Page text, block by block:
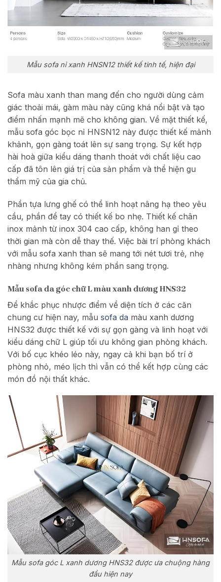
Mẫu sofa nỉ xanh HNSN12 thiết kế tinh tế, hiện đại
Sofa màu xanh than mang đến cho người dùng cảm
giác thoải mái, gàm màu này cũng khá nổi bật và tạo
điểm nhấn mạnh mẽ cho không gian. Về mặt thiết kế,
mẫu sofa góc bọc nỉ HNSN12 này được thiết kế mảnh
khảnh, gọn gàng toát lên sự sang trọng. Sự kết hợp
hài hoà giữa kiểu dáng thanh thoát với chất liệu cao
cấp đã tôn lên giá trị của sản phẩm và thể hiện gu
thẩm mỹ của gia chủ.
Phần tựa lưng ghế có thể linh hoạt nâng hạ theo yêu
cầu, phần để tay có thiết kế bo nhẹ. Thiết kế chân
inox mảnh từ inox 304 cao cấp, không han gỉ theo
thời gian mà còn dễ thay thế. Việc bài trí phòng khách
với mẫu sofa xanh than sẽ mang tới nét tươi trẻ, nhẹ
nhàng nhưng không kém phần sang trọng.
Mẫu sofa da góc chữ L màu xanh dương HNS32
Để khắc phục nhược điểm về diện tích ở các căn
chung cư hiện nay, mẫu sofa da màu xanh dương
HNS32 được thiết kế với sự gọn gàng và linh hoạt với
kiểu dáng chữ L giúp tối ưu không gian phòng khách.
Với bố cục khéo léo này, ngay cả khi bạn bố trí ở
phòng nhỏ, méo lịch thì vẫn có thể kết hợp cùng các
món đồ nội thất khác.
Mẫu sofa góc L xanh dương HNS32 được ưa chuộng hàng
đầu hiện nay